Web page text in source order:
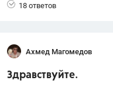
18 ответов
Ахмед Магомедов
Здравствуйте.